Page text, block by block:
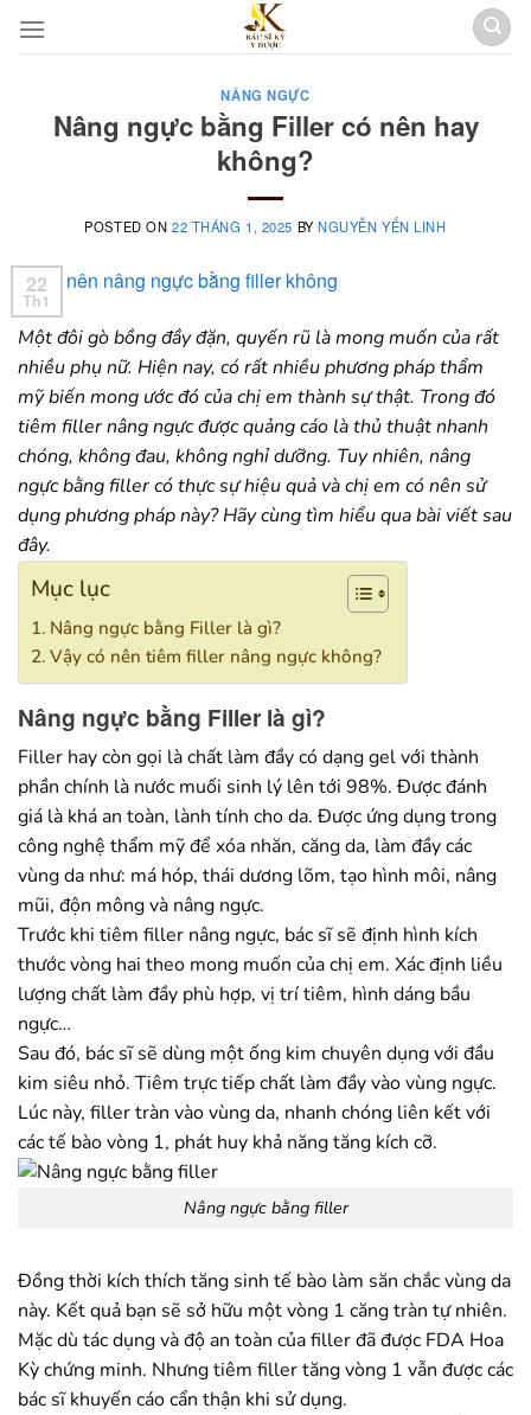
NÂNG NGỰC
Nâng ngực bằng Filler có nên hay
không?
POSTED ON 22 THÁNG 1, 2025 BYNGUYỄN YẾN LINH
22
Th1
Một đôi gò bồng đầy đặn, quyến rũ là mong muốn của rất
nhiều phụ nữ. Hiện nay, có rất nhiều phương pháp thẩm
mỹ biến mong ước đó của chị em thành sự thật. Trong đó
tiêm filler nâng ngực được quảng cáo là thủ thuật nhanh
chóng, không đau, không nghỉ dưỡng. Tuy nhiên, nâng
ngực bằng filler có thực sự hiệu quả và chị em có nên sử
dụng phương pháp này? Hãy cùng tìm hiểu qua bài viết sau
đây.
Mục lục
Nâng ngực bằng Filler là gì?
Vậy có nên tiêm filler nâng ngực không?
Nâng ngực bằng Filler là gì?
Filler hay còn gọi là chất làm đầy có dạng gel với thành
phần chính là nước muối sinh lý lên tới 98%. Được đánh
giá là khá an toàn, lành tính cho da. Được ứng dụng trong
công nghệ thẩm mỹ để xóa nhăn, căng da, làm đầy các
vùng da như: má hóp, thái dương lõm, tạo hình môi, nâng
mũi, độn mông và nâng ngực.
Trước khi tiêm filler nâng ngực, bác sĩ sẽ định hình kích
thước vòng hai theo mong muốn của chị em. Xác định liều
lượng chất làm đầy phù hợp, vị trí tiêm, hình dáng bầu
ngực…
Sau đó, bác sĩ sẽ dùng một ống kim chuyên dụng với đầu
kim siêu nhỏ. Tiêm trực tiếp chất làm đầy vào vùng ngực.
Lúc này, filler tràn vào vùng da, nhanh chóng liên kết với
các tế bào vòng 1, phát huy khả năng tăng kích cỡ.
Nâng ngực bằng filler
Đồng thời kích thích tăng sinh tế bào làm săn chắc vùng da
này. Kết quả bạn sẽ sở hữu một vòng 1 căng tràn tự nhiên.
Mặc dù tác dụng và độ an toàn của filler đã được FDA Hoa
Kỳ chứng minh. Nhưng tiêm filler tăng vòng 1 vẫn được các
bác sĩ khuyến cáo cẩn thận khi sử dụng.